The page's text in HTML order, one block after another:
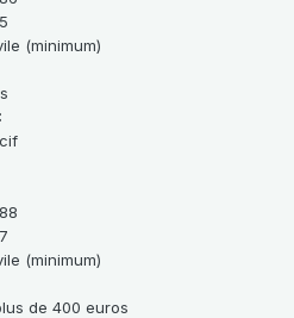
(minimum)
(minimum)
de 400 euros